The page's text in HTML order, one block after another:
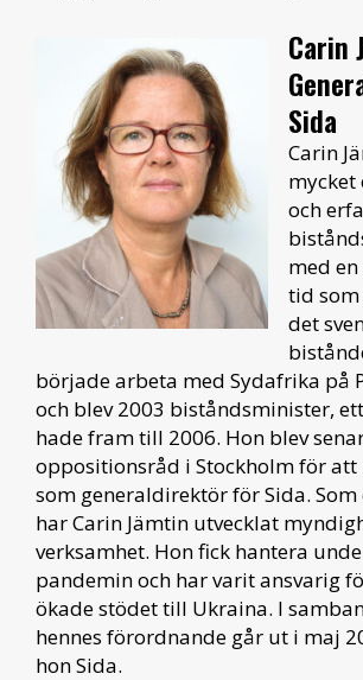
Carin
Sida
Carin
mycket
och
med
tid
det
började arbeta med Sydafrika på
och blev 2003 biståndsminister,
hade fram till 2006. Hon blev
oppositionsråd i Stockholm för att
som generaldirektör för Sida. Som
har Carin Jämtin utvecklat
verksamhet. Hon fick hantera
pandemin och har varit ansvarig
ökade stödet till Ukraina. I
hennes förordnande går ut i maj
hon Sida.